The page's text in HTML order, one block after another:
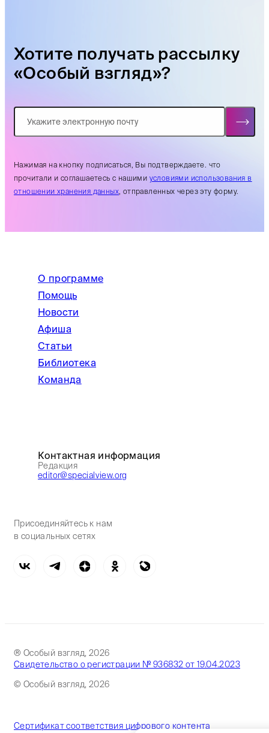
Хотите получать рассылку
«Особый взгляд»?
Нажимая на кнопку подписаться, Вы подтверждаете. что
прочитали и соглашаетесь с нашими условиями использования в
отношении хранения данных, отправленных через эту форму.
О программе
Помощь
Новости
Афиша
Статьи
Библиотека
Команда
Контактная информация
Редакция
editor@specialview.org
Присоединяйтесь к нам
в социальных сетях
® Особый взгляд, 2026
Свидетельство о регистрации № 936832 от 19.04.2023
© Особый взгляд, 2026
Сертификат соответствия цифрового контента